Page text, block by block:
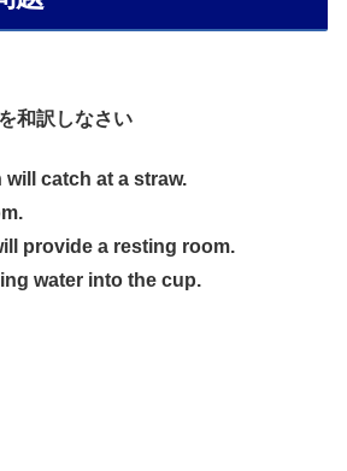
和訳しなさい
catch at a straw.
provide a resting room.
water into the cup.